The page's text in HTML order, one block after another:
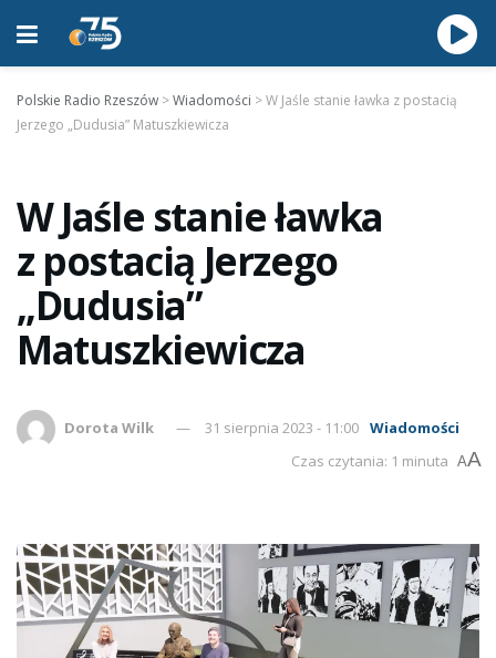
Polskie Radio Rzeszów >Wiadomości >W Jaśle stanie ławka z postacią
Jerzego „Dudusia” Matuszkiewicza
W Jaśle stanie ławka
z postacią Jerzego
„Dudusia”
Matuszkiewicza
Dorota Wilk 31 sierpnia 2023 - 11:00 Wiadomości
Czas czytania: 1 minuta AA